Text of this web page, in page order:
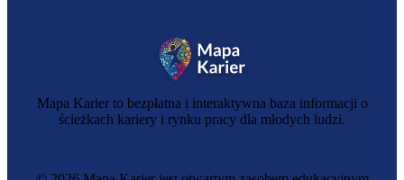
Mapa Karier to bezpłatna i interaktywna baza informacji o
ścieżkach kariery i rynku pracy dla młodych ludzi.